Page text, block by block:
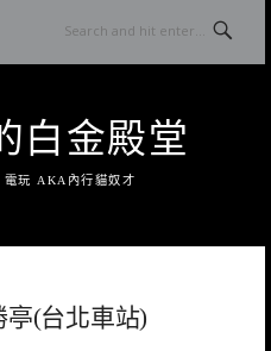
白金殿堂
玩 AKA內行貓奴才
(台北車站)